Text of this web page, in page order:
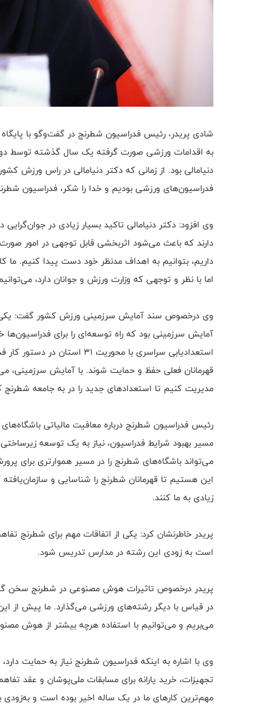
شادی پریدر، رئیس فدراسیون شطرنج در گفت‌‌وگو با
به اقدامات ورزشی صورت گرفته یک سال گذشته توسط
دنیامالی بود. از زمانی که دکتر دنیامالی در راس ورزش
فدراسیون‌های ورزشی بودیم و خدا را شکر، فدراسیون
وی افزود: دکتر دنیامالی تاکید بسیار زیادی در
دارند که باعث می‌شود اثربخشی قابل توجهی در امور
داریم، بتوانیم به اهداف مدنظر خود دست پیدا کنیم. ما
اما با نظر و توجهی که وزارت ورزش و جوانان دارد،
وی درخصوص سند آمایش سرزمینی ورزش کشور گفت:‌ یکی
آمایش سرزمینی بود که راه توسعه‌ای را برای
استعدادیابی سراسری با
قهرمانان فعلی حفظ و حمایت شوند. با آمایش
مدیریت کنیم تا استعدادهای جدید را در به جامعه
رئیس فدراسیون شطرنج درباره معافیت مالیاتی
مسیر بهبود شرایط فدراسیون، نیاز به یک توسعه
می‌تواند باشگاه‌های شطرنج را در مسیر هموارتری برای
این هستیم تا قهرمانان شطرنج را شناسایی و
زیادی به ما کنند.
پریدر خاطرنشان کرد: یکی از اتفاقات مهم برای شطرنج
است به زودی این رشته در مدارس تدریس شود.
پریدر درخصوص تاثیرات هوش مصنوعی در شطرنج سخن
در قیاس با دیگر رشته‌های ورزشی می‌گذارد. ما پیش از این
می‌بریم و می‌توانیم با استفاده هرچه بیشتر از هوش
وی با اشاره به اینکه فدراسیون شطرنج نیاز به حمایت
تجهیزات، خرید یارانه برای مسابقات ملی‌پوشان و عقد
مهم‌ترین کار‌های ما در یک ساله اخیر بوده است و